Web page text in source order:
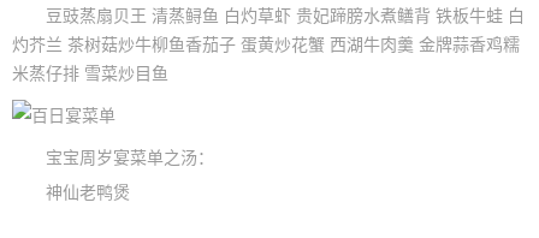
豆豉蒸扇贝王 清蒸鲟鱼 白灼草虾 贵妃蹄膀水煮鳝背 铁板牛蛙 白
灼芥兰 茶树菇炒牛柳鱼香茄子 蛋黄炒花蟹 西湖牛肉羹 金牌蒜香鸡糯
米蒸仔排 雪菜炒目鱼
宝宝周岁宴菜单之汤：
神仙老鸭煲